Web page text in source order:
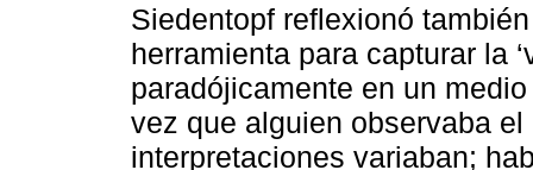
Siedentopf reflexionó
herramienta para capturar la
paradójicamente en un
vez que alguien observaba
interpretaciones variaban;